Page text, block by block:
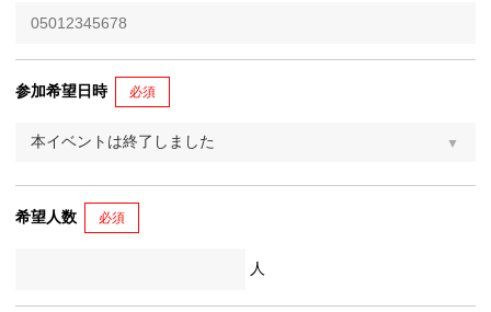
参加希望日時 必須
希望人数 必須
人